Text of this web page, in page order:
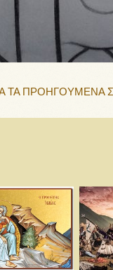
ΤΑ ΠΡΟΗΓΟΥΜΕΝΑ